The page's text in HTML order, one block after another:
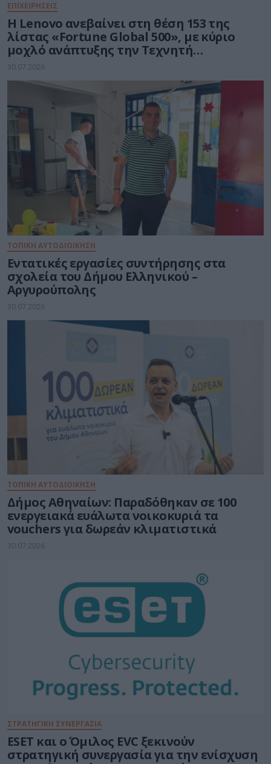
ΕΠΙΧΕΙΡΗΣΕΙΣ
Η Lenovo ανεβαίνει στη θέση 153 της
λίστας «Fortune Global 500», με κύριο
μοχλό ανάπτυξης την Τεχνητή
Νοημοσύνη
30.07.2026
ΤΟΠΙΚΗ ΑΥΤΟΔΙΟΙΚΗΣΗ
Εντατικές εργασίες συντήρησης στα
σχολεία του Δήμου Ελληνικού –
Αργυρούπολης
30.07.2026
ΤΟΠΙΚΗ ΑΥΤΟΔΙΟΙΚΗΣΗ
Δήμος Αθηναίων: Παραδόθηκαν σε 100
ενεργειακά ευάλωτα νοικοκυριά τα
vouchers για δωρεάν κλιματιστικά
30.07.2026
ΣΤΡΑΤΗΓΙΚΗ ΣΥΝΕΡΓΑΣΙΑ
ESET και ο Όμιλος EVC ξεκινούν
στρατηγική συνεργασία για την ενίσχυση